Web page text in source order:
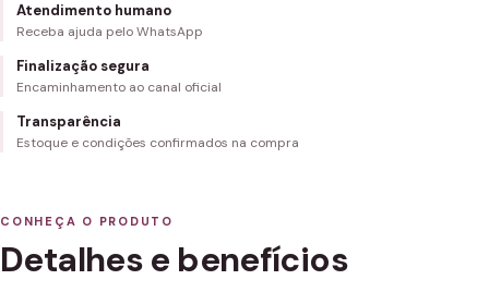
Atendimento humano
Receba ajuda pelo WhatsApp
Finalização segura
Encaminhamento ao canal oficial
Transparência
Estoque e condições confirmados na compra
CONHEÇA O PRODUTO
Detalhes e benefícios